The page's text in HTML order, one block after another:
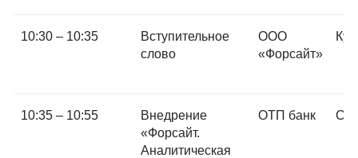
10:30 – 10:35
Вступительное
слово
ООО
«Форсайт»
10:35 – 10:55
Внедрение
«Форсайт.
Аналитическая
ОТП банк